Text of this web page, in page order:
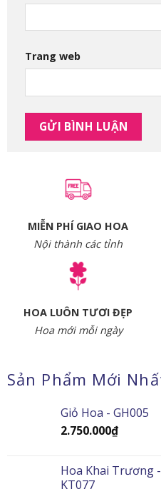
Trang web
MIỄN PHÍ GIAO HOA
Nội thành các tỉnh
HOA LUÔN TƯƠI ĐẸP
Hoa mới mỗi ngày
Sản Phẩm Mới
Giỏ Hoa - GH005
2.750.000₫
Hoa Khai Trương
KT077